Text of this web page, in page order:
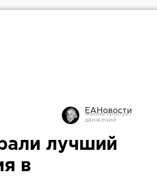
ЕАНовости
лучший
в